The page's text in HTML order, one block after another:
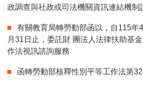
政調查與社政或司法機關資訊連結機制
有關教育局轉勞動部函以，自115年
月31日止，委託財 團法人法律扶助基
作法視訊諮詢服務
函轉勞動部核釋性別平等工作法第